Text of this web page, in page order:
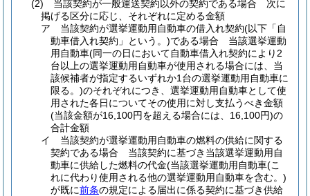
(2)
当該契約が一般運送契約以外の契約である場合 次に
掲げる区分に応じ、それぞれに定める金額
ア
当該契約が選挙運動用自動車の借入れ契約(以下「自
動車借入れ契約」という。)である場合 当該選挙運動
用自動車(同一の日において自動車借入れ契約により2
台以上の選挙運動用自動車が使用される場合には、当
該候補者が指定するいずれか1台の選挙運動用自動車に
限る。)のそれぞれにつき、選挙運動用自動車として使
用された各日についてその使用に対し支払うべき金額
(当該金額が16,100円を超える場合には、16,100円)の
合計金額
イ
当該契約が選挙運動用自動車の燃料の供給に関する
契約である場合 当該契約に基づき当該選挙運動用自
動車に供給した燃料の代金(当該選挙運動用自動車(こ
れに代わり使用される他の選挙運動用自動車を含む。)
が既に前条の規定による届出に係る契約に基づき供給